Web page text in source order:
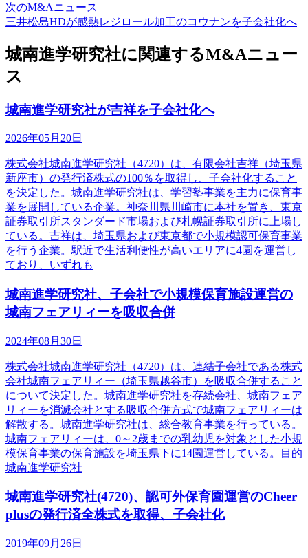
次のM&Aニュース
三井松島HDが感熱レジロール加工のコウナンを子会社化へ
城南進学研究社に関連するM&Aニュー
ス
城南進学研究社が吉祥を子会社化へ
2026年05月20日
株式会社城南進学研究社（4720）は、有限会社吉祥（埼玉県
新座市）の発行済株式の100％を取得し、子会社化すること
を決定した。城南進学研究社は、学習塾事業を主力に保育事
業を展開している企業。神奈川県川崎市に本社を置き、東京
証券取引所スタンダード市場および札幌証券取引所に上場し
ている。吉祥は、埼玉県および東京都で小規模認可保育事業
を行う企業。駅近で生活利便性が高いエリアに4園を運営し
ており、いずれも
城南進学研究社、子会社で小規模保育施設運営の
城南フェアリィーを吸収合併
2024年08月30日
株式会社城南進学研究社（4720）は、連結子会社である株式
会社城南フェアリィー（埼玉県越谷市）を吸収合併すること
について決定した。城南進学研究社を存続会社、城南フェア
リィーを消滅会社とする吸収合併方式で城南フェアリィーは
解散する。城南進学研究社は、総合教育事業を行っている。
城南フェアリィーは、0～2歳までの乳幼児を対象とした小規
模保育事業の保育施設を埼玉県下に14園運営している。目的
城南進学研究社
城南進学研究社(4720)、認可外保育園運営のCheer
plusの発行済全株式を取得、子会社化
2019年09月26日